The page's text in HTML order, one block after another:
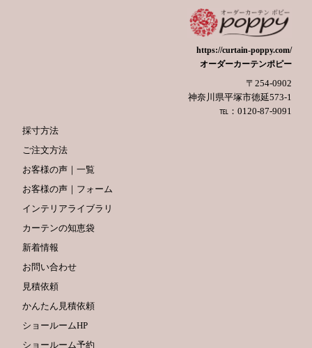
https://curtain-poppy.com/
オーダーカーテンポピー
〒254-0902
神奈川県平塚市徳延573-1
℡：0120-87-9091
採寸方法
ご注文方法
お客様の声｜一覧
お客様の声｜フォーム
インテリアライブラリ
カーテンの知恵袋
新着情報
お問い合わせ
見積依頼
かんたん見積依頼
ショールームHP
ショールーム予約